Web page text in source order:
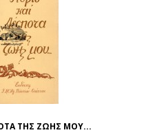
ΤΗΣ ΖΩΗΣ ΜΟΥ...